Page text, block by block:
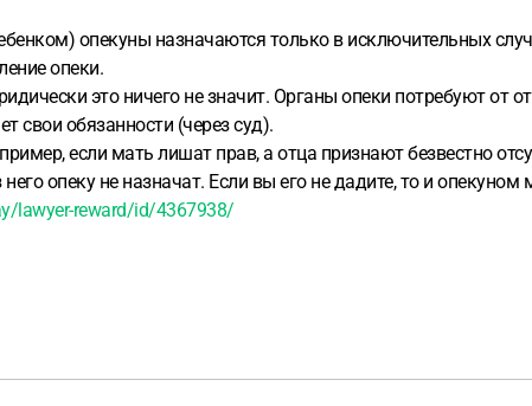
опекуны назначаются только в исключительных
опеки.
это ничего не значит. Органы опеки потребуют от
свои обязанности (через суд).
если мать лишат прав, а отца признают безвестно
опеку не назначат. Если вы его не дадите, то и
lawyer-reward/id/4367938/